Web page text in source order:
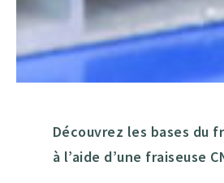
Découvrez les bases du
à l’aide d’une fraiseuse